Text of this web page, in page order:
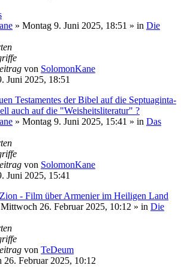
» Montag 9. Juni 2025, 18:51 » in Die
von SolomonKane
Juni 2025, 18:51
Testamentes der Bibel auf die Septuaginta-
auch auf die "Weisheitsliteratur" ?
» Montag 9. Juni 2025, 15:41 » in Das
von SolomonKane
Juni 2025, 15:41
- Film über Armenier im Heiligen Land
Mittwoch 26. Februar 2025, 10:12 » in Die
von TeDeum
Februar 2025, 10:12